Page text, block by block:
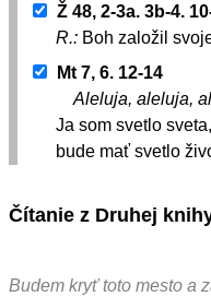
Ž 48, 2-3a. 3b-4.
R.: Boh založil
Mt 7, 6. 12-14
Aleluja, aleluja,
Ja som svetlo
bude mať svetlo
Čítanie z Druhej
Budem kryť toto mesto a